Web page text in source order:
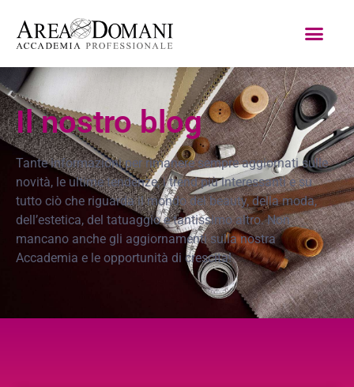
Il nostro blog
Tante informazioni per rimanere sempre aggiornati sulle
novità, le ultime tendenze, i trend più interessanti e su
tutto ciò che riguarda il mondo del beauty, della moda,
dell’estetica, del tatuaggio e tantissimo altro. Non
mancano anche gli aggiornamenti sulla nostra
Accademia e le opportunità di crescita!